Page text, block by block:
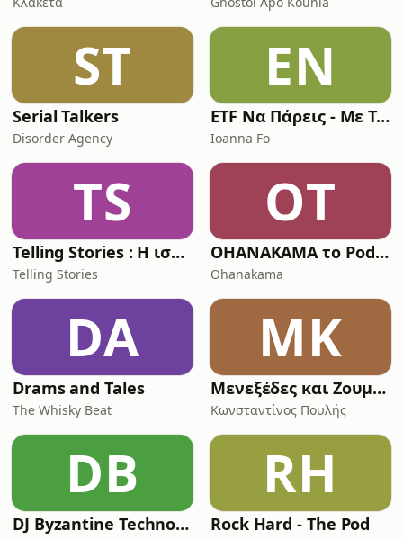
ST
Serial Talkers
Disorder Agency
EΝ
ETF Να Πάρεις - Με Την Ioanna Fo
Ioanna Fo
TS
Telling Stories : Η ιστορία όπως δεν την ξέρατε!
Telling Stories
OΤ
OHANAKAMA το Podcast
Ohanakama
DA
Drams and Tales
The Whisky Beat
ΜΚ
Μενεξέδες και Ζουμπούλια
Κωνσταντίνος Πουλής
DB
DJ Byzantine Techno Podcast
RH
Rock Hard - The Pod